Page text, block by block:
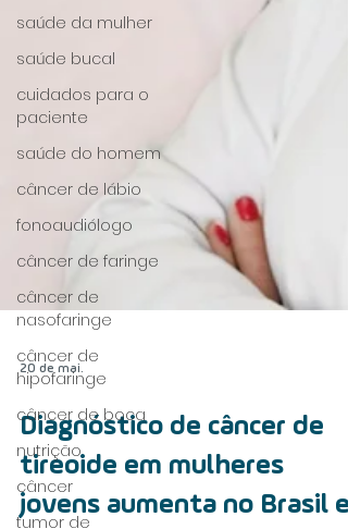
saúde da mulher
saúde bucal
cuidados para o
paciente
saúde do homem
câncer de lábio
fonoaudiólogo
câncer de faringe
câncer de
nasofaringe
câncer de
hipofaringe
câncer de boca
nutrição
câncer
tumor de
20 de mai.
Diagnóstico de câncer de